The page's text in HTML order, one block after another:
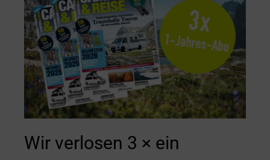
Wir verlosen 3 × ein